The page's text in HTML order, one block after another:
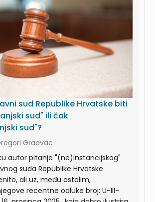
sud Republike Hrvatske biti
sud" ili čak
sud"?
Graovac
autor pitanje "(ne)instancijskog"
suda Republike Hrvatske
ali uz, među ostalim,
recentne odluke broj: U-III-